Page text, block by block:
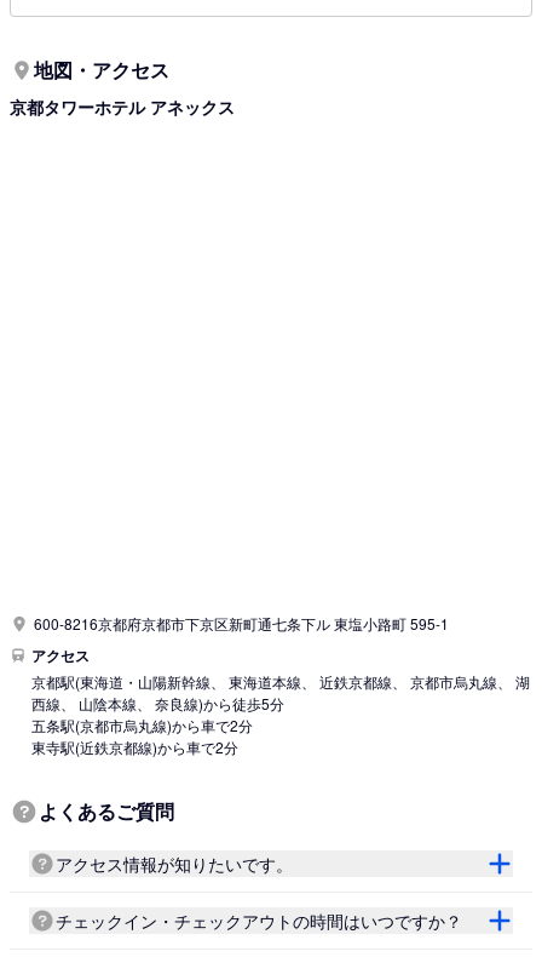
地図・アクセス
京都タワーホテル アネックス
600-8216京都府京都市下京区新町通七条下ル 東塩小路町 595-1
アクセス
京都駅(東海道・山陽新幹線、 東海道本線、 近鉄京都線、 京都市烏丸線、 湖
西線、 山陰本線、 奈良線)から徒歩5分
五条駅(京都市烏丸線)から車で2分
東寺駅(近鉄京都線)から車で2分
よくあるご質問
アクセス情報が知りたいです。
チェックイン・チェックアウトの時間はいつですか？